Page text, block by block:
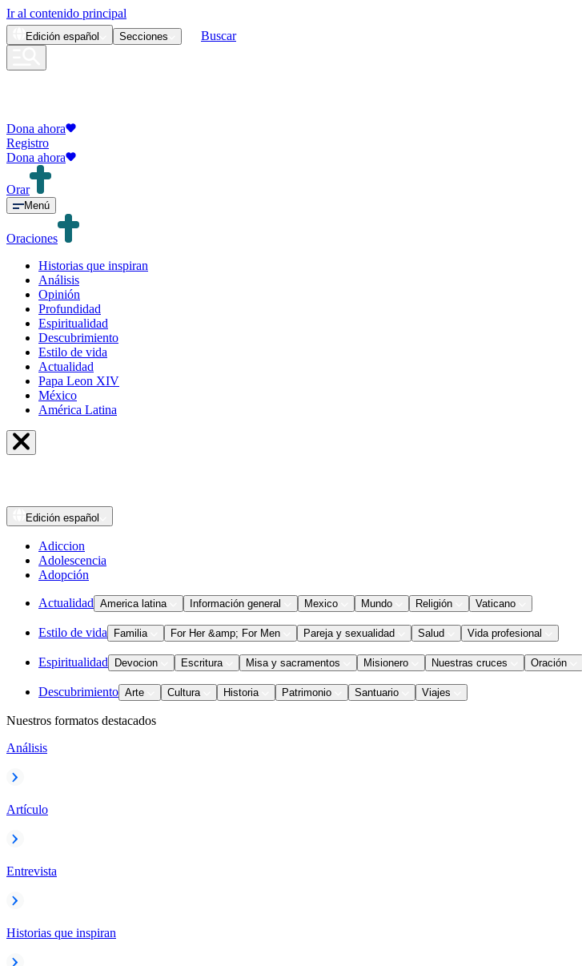
Ir al contenido principal
Edición español Secciones Buscar
Dona ahora
Registro
Dona ahora
Orar
Menú
Oraciones
Historias que inspiran
Análisis
Opinión
Profundidad
Espiritualidad
Descubrimiento
Estilo de vida
Actualidad
Papa Leon XIV
México
América Latina
Edición español
Adiccion
Adolescencia
Adopción
Actualidad America latina Información general Mexico Mundo Religión Vaticano
Estilo de vida Familia For Her &amp; For Men Pareja y sexualidad Salud Vida profesional
Espiritualidad Devocion Escritura Misa y sacramentos Misionero Nuestras cruces Oración
Descubrimiento Arte Cultura Historia Patrimonio Santuario Viajes
Nuestros formatos destacados
Análisis
Artículo
Entrevista
Historias que inspiran